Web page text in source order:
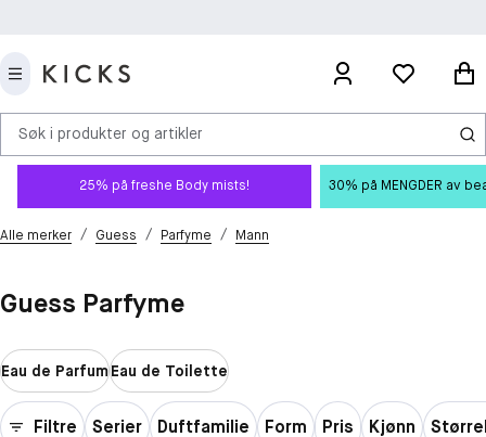
Søk i produkter og artikler
25% på freshe Body mists! 30% på MENGDER av
Alle merker / Guess / Parfyme / Mann
Guess Parfyme
Eau de ParfumEau de Toilette
Filtre Serier Duftfamilie Form Pris Kjønn